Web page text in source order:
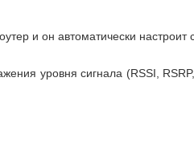
и он автоматически настроит
уровня сигнала (RSSI,